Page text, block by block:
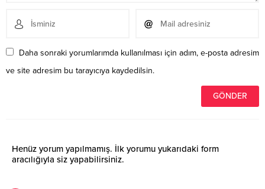
Daha sonraki yorumlarımda kullanılması için adım, e-posta adresim
ve site adresim bu tarayıcıya kaydedilsin.
Henüz yorum yapılmamış. İlk yorumu yukarıdaki form
aracılığıyla siz yapabilirsiniz.